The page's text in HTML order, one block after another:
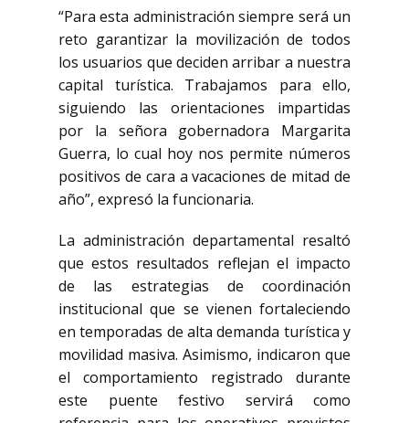
“Para esta administración siempre será un
reto garantizar la movilización de todos
los usuarios que deciden arribar a nuestra
capital turística. Trabajamos para ello,
siguiendo las orientaciones impartidas
por la señora gobernadora Margarita
Guerra, lo cual hoy nos permite números
positivos de cara a vacaciones de mitad de
año”, expresó la funcionaria.
La administración departamental resaltó
que estos resultados reflejan el impacto
de las estrategias de coordinación
institucional que se vienen fortaleciendo
en temporadas de alta demanda turística y
movilidad masiva. Asimismo, indicaron que
el comportamiento registrado durante
este puente festivo servirá como